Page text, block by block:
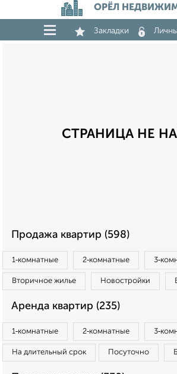
ОРЁЛ
Закладки
СТРАНИЦА НЕ
Продажа квартир (598)
1‑комнатные 2‑комнатные
Вторичное жилье Новостройки
Аренда квартир (235)
1‑комнатные 2‑комнатные
На длительный срок Посуточно